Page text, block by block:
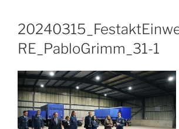
RE_PabloGrimm_31-1